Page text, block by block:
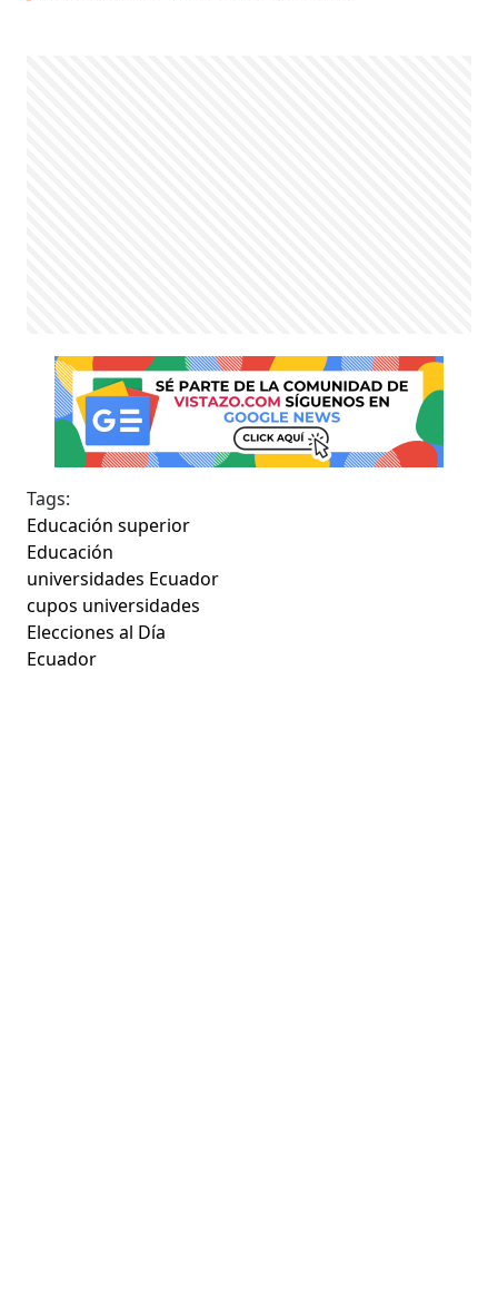
Tags:
Educación superior
Educación
universidades Ecuador
cupos universidades
Elecciones al Día
Ecuador